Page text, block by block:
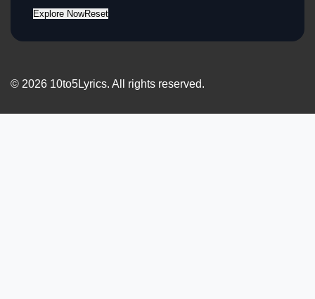
Explore NowReset
© 2026 10to5Lyrics. All rights reserved.